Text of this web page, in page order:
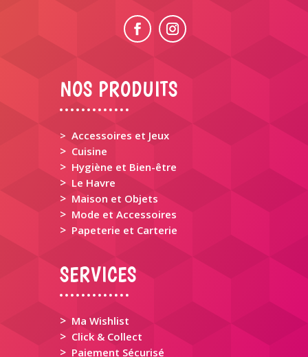
NOS PRODUITS
> Accessoires et Jeux
> Cuisine
> Hygiène et Bien-être
> Le Havre
> Maison et Objets
> Mode et Accessoires
> Papeterie et Carterie
SERVICES
> Ma Wishlist
> Click & Collect
> Paiement Sécurisé